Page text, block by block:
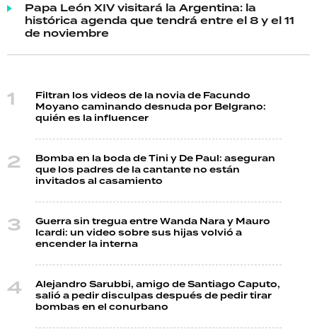
Papa León XIV visitará la Argentina: la
histórica agenda que tendrá entre el 8 y el 11
de noviembre
Filtran los videos de la novia de Facundo
Moyano caminando desnuda por Belgrano:
quién es la influencer
Bomba en la boda de Tini y De Paul: aseguran
que los padres de la cantante no están
invitados al casamiento
Guerra sin tregua entre Wanda Nara y Mauro
Icardi: un video sobre sus hijas volvió a
encender la interna
Alejandro Sarubbi, amigo de Santiago Caputo,
salió a pedir disculpas después de pedir tirar
bombas en el conurbano